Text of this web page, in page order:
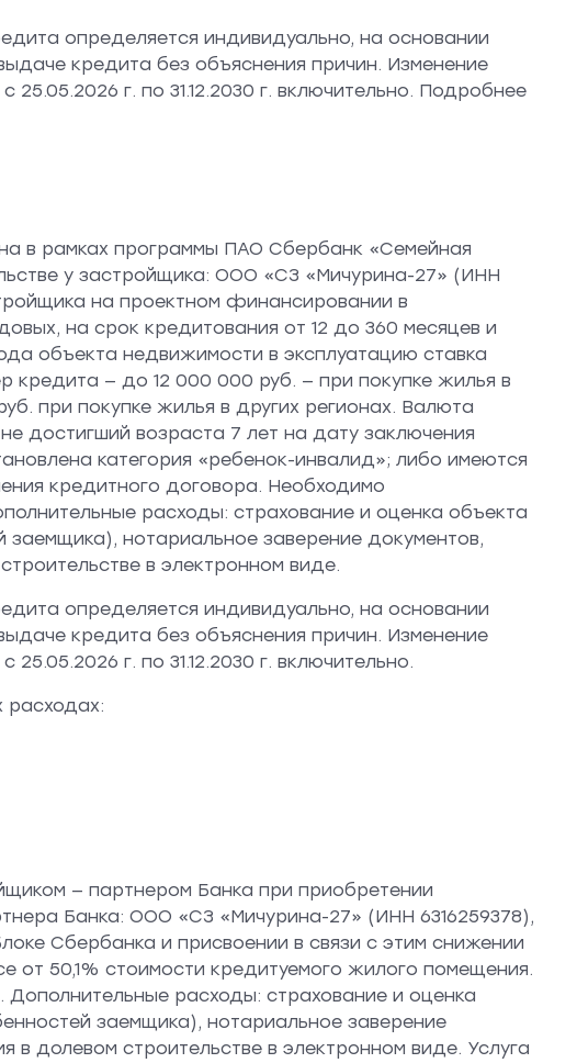
определяется индивидуально, на основании
кредита без объяснения причин. Изменение
г. по 31.12.2030 г. включительно. Подробнее
в рамках программы ПАО Сбербанк «Семейная
у застройщика: ООО «СЗ «Мичурина-27» (ИНН
на проектном финансировании в
на срок кредитования от 12 до 360 месяцев и
объекта недвижимости в эксплуатацию ставка
кредита — до 12 000 000 руб. — при покупке жилья в
при покупке жилья в других регионах. Валюта
достигший возраста 7 лет на дату заключения
категория «ребенок-инвалид»; либо имеются
кредитного договора. Необходимо
расходы: страхование и оценка объекта
нотариальное заверение документов,
в электронном виде.
определяется индивидуально, на основании
кредита без объяснения причин. Изменение
г. по 31.12.2030 г. включительно.
расходах:
— партнером Банка при приобретении
Банка: ООО «СЗ «Мичурина-27» (ИНН 6316259378),
Сбербанка и присвоении в связи с этим снижении
от 50,1% стоимости кредитуемого жилого помещения.
расходы: страхование и оценка
заемщика), нотариальное заверение
долевом строительстве в электронном виде. Услуга